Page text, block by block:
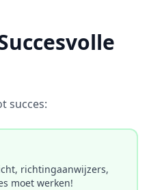
succes:
richtingaanwijzers,
moet werken!